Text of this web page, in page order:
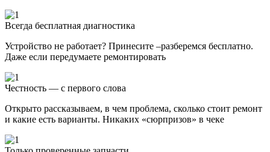
Всегда бесплатная диагностика
Устройство не работает? Принесите –разберемся бесплатно.
Даже если передумаете ремонтировать
Честность — с первого слова
Открыто рассказываем, в чем проблема, сколько стоит ремонт
и какие есть варианты. Никаких «сюрпризов» в чеке